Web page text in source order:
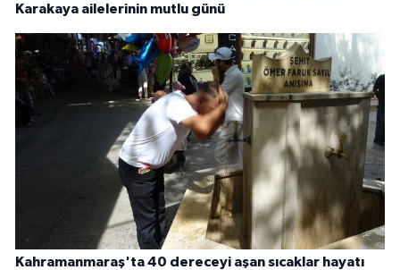
Karakaya ailelerinin mutlu günü
Kahramanmaraş'ta 40 dereceyi aşan sıcaklar hayatı